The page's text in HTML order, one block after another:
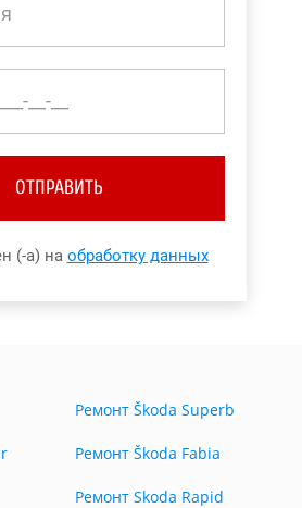
ОТПРАВИТЬ
(-а) на обработку данных
Ремонт Škoda Superb
Ремонт Škoda Fabia
Ремонт Skoda Rapid